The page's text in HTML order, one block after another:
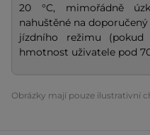
20 °C, mimořádně
nahuštěné na
jízdního režimu (pokud
hmotnost uživatele pod
Obrázky mají pouze ilustrativní